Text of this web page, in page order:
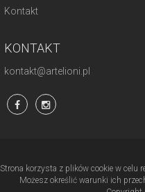
Kontakt
KONTAKT
kontakt@artelioni.pl
Strona korzysta z plików cookie w celu
Możesz określić warunki ich